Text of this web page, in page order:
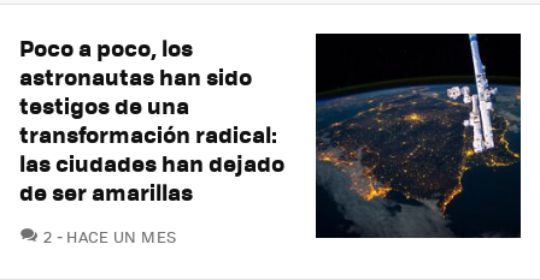
Poco a poco, los
astronautas han sido
testigos de una
transformación radical:
las ciudades han dejado
de ser amarillas
2 COMENTARIOS
HACE UN MES